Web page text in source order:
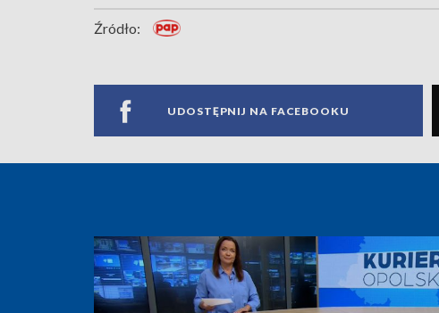
Źródło:
UDOSTĘPNIJ NA FACEBOOKU